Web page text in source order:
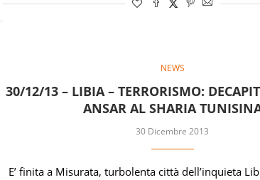
NEWS
30/12/13 – LIBIA – TERRORISMO:
ANSAR AL SHARIA
30 Dicembre 2013
E’ finita a Misurata, turbolenta città dell’inquieta